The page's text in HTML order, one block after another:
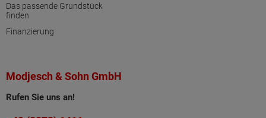
Das passende Grundstück
finden
Finanzierung
Modjesch & Sohn GmbH
Rufen Sie uns an!